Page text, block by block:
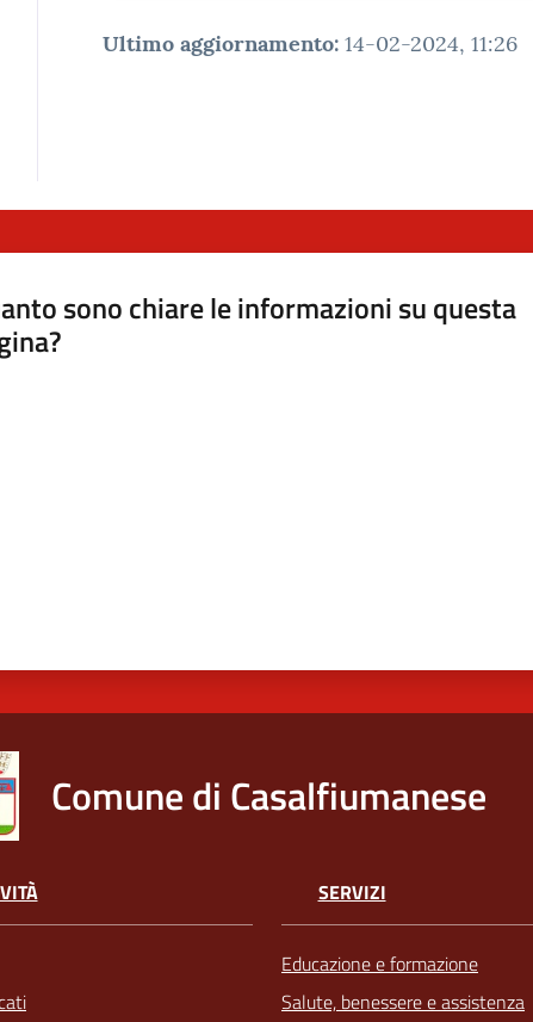
Ultimo aggiornamento: 14-02-2024, 11:26
sono chiare le informazioni su questa
Comune di Casalfiumanese
SERVIZI
Educazione e formazione
Salute, benessere e assistenza